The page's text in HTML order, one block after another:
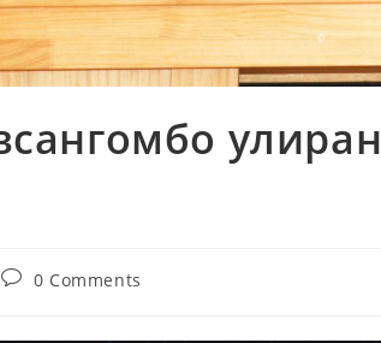
улиран
Post0 Comments